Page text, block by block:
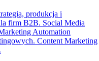
produkcja i
firm B2B. Social Media
Automation
Content Marketing